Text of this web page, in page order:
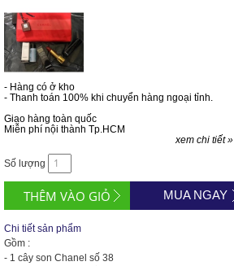
- Hàng có ở kho
- Thanh toán 100% khi chuyển hàng ngoại tỉnh.
Giao hàng toàn quốc
Miễn phí nội thành Tp.HCM
xem chi tiết »
Số lượng
MUA NGAY
Chi tiết sản phẩm
Gồm :
- 1 cây son Chanel số 38